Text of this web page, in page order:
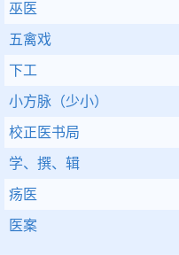
巫医
五禽戏
下工
小方脉（少小）
校正医书局
学、撰、辑
疡医
医案